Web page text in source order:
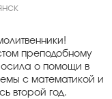
преподобному
о помощи в
с математикой и
второй год.